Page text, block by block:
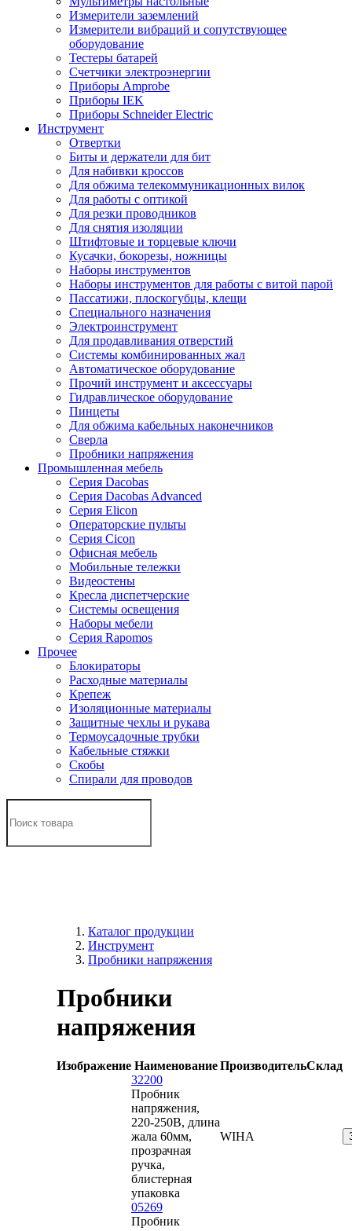
Измерители заземлений
Измерители вибраций и сопутствующее
оборудование
Тестеры батарей
Счетчики электроэнергии
Приборы Amprobe
Приборы IEK
Приборы Schneider Electric
Инструмент
Отвертки
Биты и держатели для бит
Для набивки кроссов
Для обжима телекоммуникационных вилок
Для работы с оптикой
Для резки проводников
Для снятия изоляции
Штифтовые и торцевые ключи
Кусачки, бокорезы, ножницы
Наборы инструментов
Наборы инструментов для работы с витой парой
Пассатижи, плоскогубцы, клещи
Специального назначения
Электроинструмент
Для продавливания отверстий
Системы комбинированных жал
Автоматическое оборудование
Прочий инструмент и аксессуары
Гидравлическое оборудование
Пинцеты
Для обжима кабельных наконечников
Сверла
Пробники напряжения
Промышленная мебель
Серия Dacobas
Серия Dacobas Advanced
Серия Elicon
Операторские пульты
Серия Cicon
Офисная мебель
Мобильные тележки
Видеостены
Кресла диспетчерские
Системы освещения
Наборы мебели
Серия Rapomos
Прочее
Блокираторы
Расходные материалы
Крепеж
Изоляционные материалы
Защитные чехлы и рукава
Термоусадочные трубки
Кабельные стяжки
Скобы
Спирали для проводов
Каталог продукции
Инструмент
Пробники напряжения
Пробники
напряжения
Изображение Наименование ПроизводительСклад
32200
Пробник
напряжения,
220-250В, длина
жала 60мм,
прозрачная
ручка,
блистерная
упаковка
WIHA
05269
Пробник